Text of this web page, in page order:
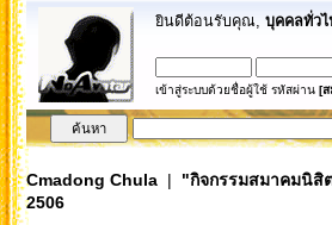
ยินดีต้อนรับคุณ, บุคคลทั่วไ
เข้าสู่ระบบด้วยชื่อผู้ใช้ รหัสผ่าน [ส
Cmadong Chula| "กิจกรรมสมาคมนิสิ
2506